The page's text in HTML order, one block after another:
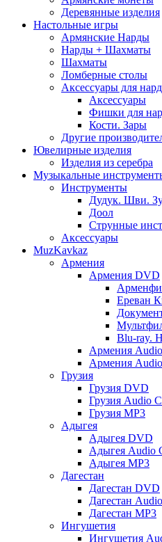
Деревянные изделия
Настольные игры
Армянские Нарды
Нарды + Шахматы
Шахматы
Ломберные столы
Аксессуары для нард
Аксессуары
Фишки для
Кости. Зары
Другие
Ювелирные изделия
Изделия из серебра
Музыкальные
Инструменты
Дудук. Шви.
Доол
Струнные
Аксессуары
MuzKavkaz
Армения
Армения DVD
Ереван
Blu-ray.
Армения
Армения
Грузия
Грузия DVD
Грузия Audio
Грузия MP3
Адыгея
Адыгея DVD
Адыгея Audio
Адыгея MP3
Дагестан
Дагестан DVD
Дагестан
Дагестан MP3
Ингушетия
Ингушетия